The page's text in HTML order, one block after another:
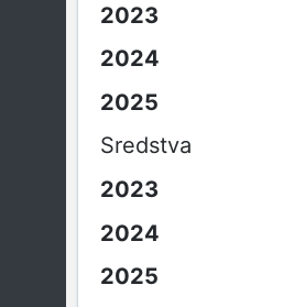
Sredstva